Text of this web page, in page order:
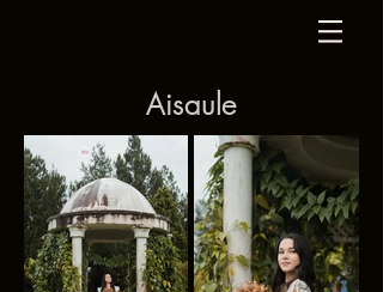
Aisaule